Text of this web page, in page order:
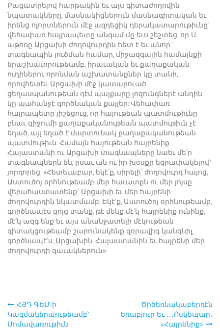
Բացատրելով հարթակին եւ այս գիտաժողովին
նպատակները, մասնակիցներուն մասնագիտական եւ
իրենց ոլորտներուն մէջ ազդեցիկ դերակատարութիւնը`
վեհափառ հայրապետը անգամ մը եւս շեշտեց, որ Ս.
աթոռը Արցախի ժողովուրդին հետ է եւ անոր
տագնապին լուծման համար, միջազգային համայնքի
երաշխաւորութեամբ, իրաւական եւ քաղաքական
ուղիներու որոնման աշխատանքներ կը տանի,
որովհետեւ Արցախի մէջ կատարուած
ցեղասպանութեան դէմ պայքարը լոզունգներէ անդին
կը պահանջէ գործնական քայլեր: Վեհափառ
հայրապետը յիշեցուց, որ հայութեան պատմութիւնը
բնաւ զիջումի քաղաքականութեան պատմութիւն չէ
եղած, այլ եղած է մարտունակ քաղաքականութեան
պատմութիւն: Համայն հայութեան հայրենիք
Հայաստանի ու Արցախի տագնապները նաեւ մե՛ր
տագնապներն են, ըսաւ ան ու իր խօսքը եզրափակելով`
յորդորեց. «Հետեւաբար, եկէ՛ք, սիրելի՛ ժողովուրդ հայոց,
Աստուծոյ օրհնութեամբ մեր հաւատքն ու մեր յոյսը
վերահաստատենք` Արցախի եւ մեր հայրենի
ժողովուրդին նկատմամբ: Եկէ՛ք, Աստուծոյ օրհնութեամբ,
գործնապէս ցոյց տանք, թէ մենք մէ՛կ հայրենիք ունինք,
մէ՛կ ազգ ենք եւ այս անանջատելի մէկութեան
գիտակցութեամբ շարունակենք զօրավիգ կանգնիլ,
գործնապէ՛ս, Արցախին, Հայաստանին եւ հայրենի մեր
ժողովուրդի զաւակներուն»:
Post
ՀՅԴ ԳԵՄ-ի
Կազմակերպութեամբ՝
Մոմավառութիւն
Ծիծեռնակաբերդէն
Եռաբլուր Եւ ․․․Ոսկեպար․
«Հայրենիք»